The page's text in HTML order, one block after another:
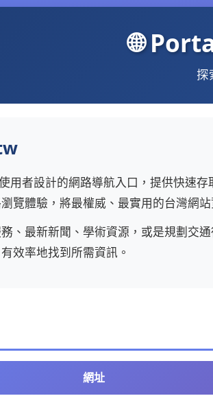
🌐
探
用者設計的網路導航入口，提供快速
覽體驗，將最權威、最實用的台灣網
、最新新聞、學術資源，或是規劃交
效率地找到所需資訊。
網址